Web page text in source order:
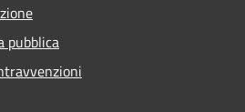
pubblica